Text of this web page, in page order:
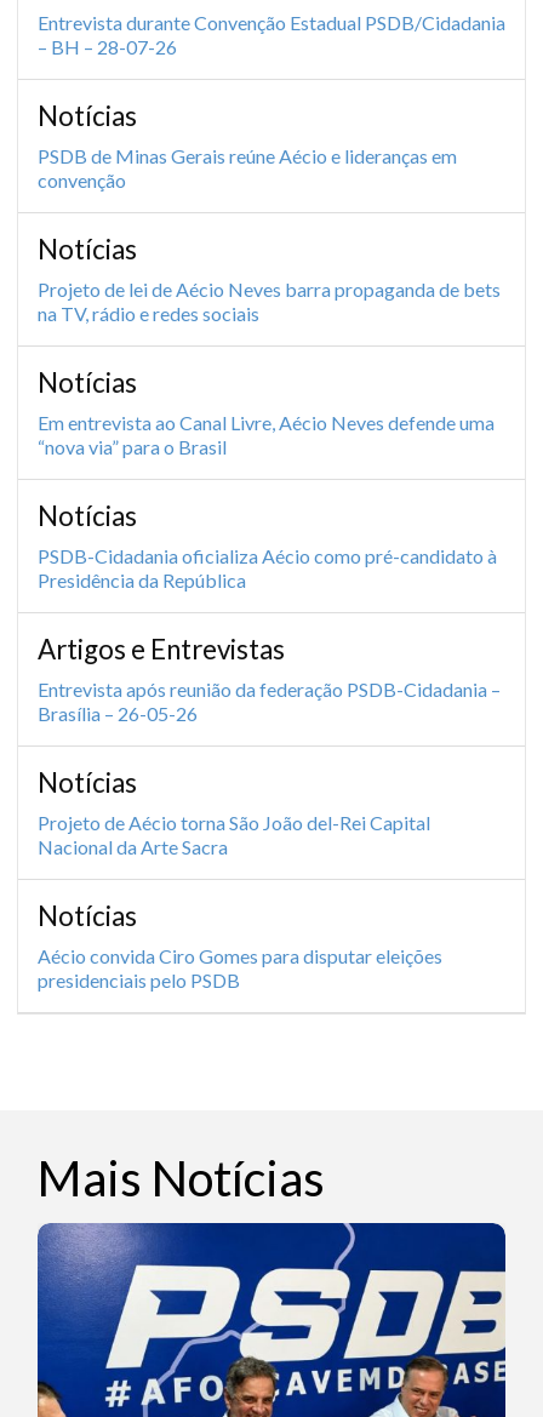
Entrevista durante Convenção Estadual PSDB/Cidadania
– BH – 28-07-26
Notícias
PSDB de Minas Gerais reúne Aécio e lideranças em
convenção
Notícias
Projeto de lei de Aécio Neves barra propaganda de bets
na TV, rádio e redes sociais
Notícias
Em entrevista ao Canal Livre, Aécio Neves defende uma
“nova via” para o Brasil
Notícias
PSDB-Cidadania oficializa Aécio como pré-candidato à
Presidência da República
Artigos e Entrevistas
Entrevista após reunião da federação PSDB-Cidadania –
Brasília – 26-05-26
Notícias
Projeto de Aécio torna São João del-Rei Capital
Nacional da Arte Sacra
Notícias
Aécio convida Ciro Gomes para disputar eleições
presidenciais pelo PSDB
Mais Notícias